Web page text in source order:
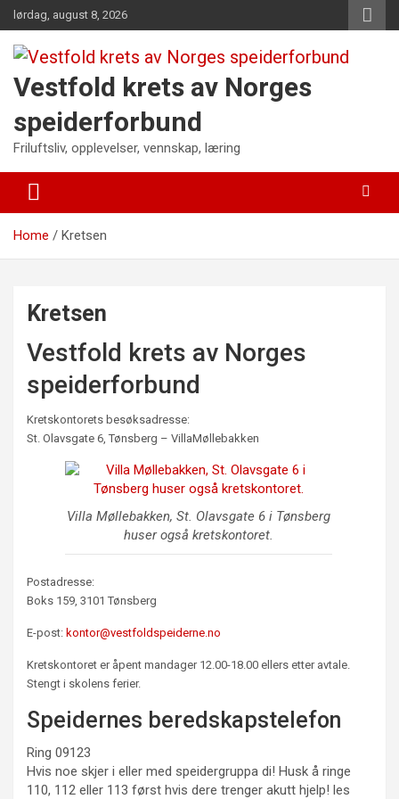
Skip
to
content
lørdag, august 8, 2026
Vestfold krets av Norges
speiderforbund
Friluftsliv, opplevelser, vennskap, læring
Home Kretsen
Kretsen
Vestfold krets av Norges
speiderforbund
Kretskontorets besøksadresse:
St. Olavsgate 6, Tønsberg – VillaMøllebakken
Villa Møllebakken, St. Olavsgate 6 i Tønsberg
huser også kretskontoret.
Postadresse:
Boks 159, 3101 Tønsberg
E-post: kontor@vestfoldspeiderne.no
Kretskontoret er åpent mandager 12.00-18.00 ellers etter avtale.
Stengt i skolens ferier.
Speidernes beredskapstelefon
Ring 09123
Hvis noe skjer i eller med speidergruppa di! Husk å ringe
110, 112 eller 113 først hvis dere trenger akutt hjelp! les